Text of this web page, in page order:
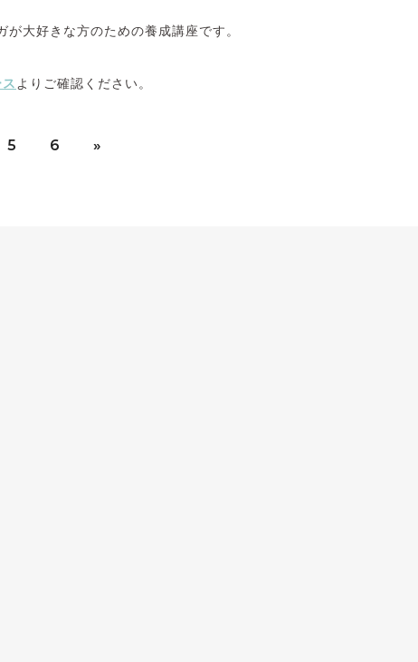
大好きな方のための養成講座です。
よりご確認ください。
5 6 »